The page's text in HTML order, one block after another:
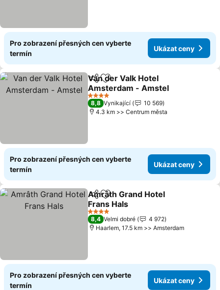
Pro zobrazení přesných cen vyberte
termín
Ukázat ceny
SdíletPřidat na seznam oblíbených
Van der Valk Hotel
Amsterdam - Amstel
4 Počet hvězdiček
8,8 Vynikající
10 569
4.3 km >> Centrum města
Pro zobrazení přesných cen vyberte
termín
Ukázat ceny
SdíletPřidat na seznam oblíbených
Amrâth Grand Hotel
Frans Hals
4 Počet hvězdiček
8,4 Velmi dobré
4 972
Haarlem, 17.5 km >> Amsterdam
Pro zobrazení přesných cen vyberte
termín
Ukázat ceny